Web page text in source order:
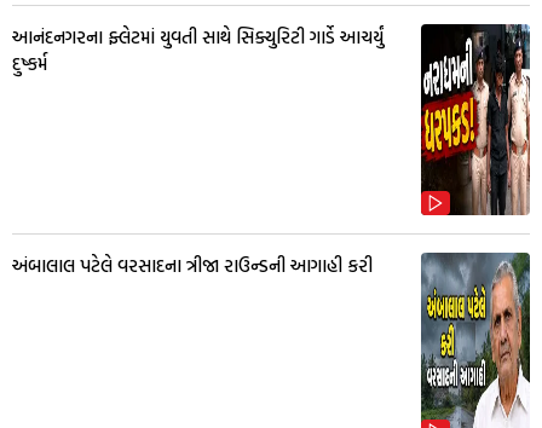
આનંદનગરના ફ્લેટમાં યુવતી સાથે સિક્યુરિટી ગાર્ડે આચર્યું
દુષ્કર્મ
અંબાલાલ પટેલે વરસાદના ત્રીજા રાઉન્ડની આગાહી કરી